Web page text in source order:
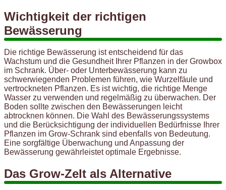
Wichtigkeit der richtigen
Bewässerung
Die richtige Bewässerung ist entscheidend für das
Wachstum und die Gesundheit Ihrer Pflanzen in der Growbox
im Schrank. Über- oder Unterbewässerung kann zu
schwerwiegenden Problemen führen, wie Wurzelfäule und
vertrockneten Pflanzen. Es ist wichtig, die richtige Menge
Wasser zu verwenden und regelmäßig zu überwachen. Der
Boden sollte zwischen den Bewässerungen leicht
abtrocknen können. Die Wahl des Bewässerungssystems
und die Berücksichtigung der individuellen Bedürfnisse Ihrer
Pflanzen im Grow-Schrank sind ebenfalls von Bedeutung.
Eine sorgfältige Überwachung und Anpassung der
Bewässerung gewährleistet optimale Ergebnisse.
Das Grow-Zelt als Alternative